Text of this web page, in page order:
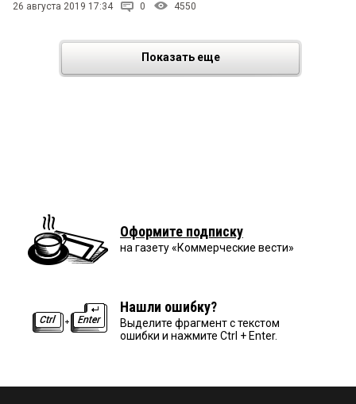
26 августа 2019 17:34 0 4550
Показать еще
Оформите подписку
на газету «Коммерческие вести»
Нашли ошибку?
Выделите фрагмент с текстом
ошибки и нажмите Ctrl + Enter.